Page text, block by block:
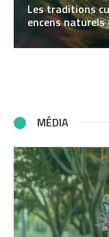
Les traditions
encens naturels
MÉDIA